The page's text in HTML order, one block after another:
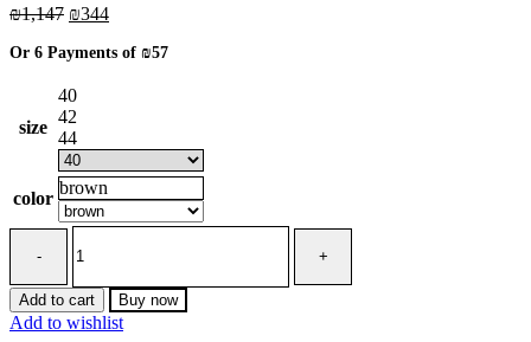
₪1,147 Original
was:
₪344Current
is:
Or 6 Payments of ₪57
size
40
42
44
color
brown
alta
donna
in
Add to cart Buy now
Add to wishlist